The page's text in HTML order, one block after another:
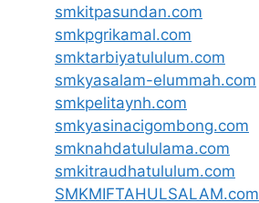
smkitpasundan.com
smkpgrikamal.com
smktarbiyatululum.com
smkyasalam-elummah.com
smkpelitaynh.com
smkyasinacigombong.com
smknahdatululama.com
smkitraudhatululum.com
SMKMIFTAHULSALAM.com